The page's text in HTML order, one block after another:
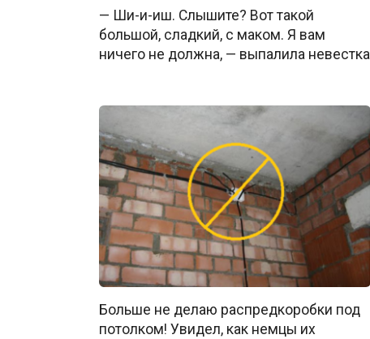
— Ши-и-иш. Слышите? Вот такой
большой, сладкий, с маком. Я вам
ничего не должна, — выпалила невестка
Больше не делаю распредкоробки под
потолком! Увидел, как немцы их